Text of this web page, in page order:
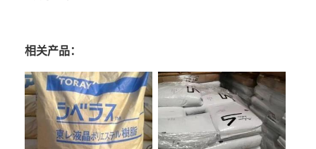
相关产品：